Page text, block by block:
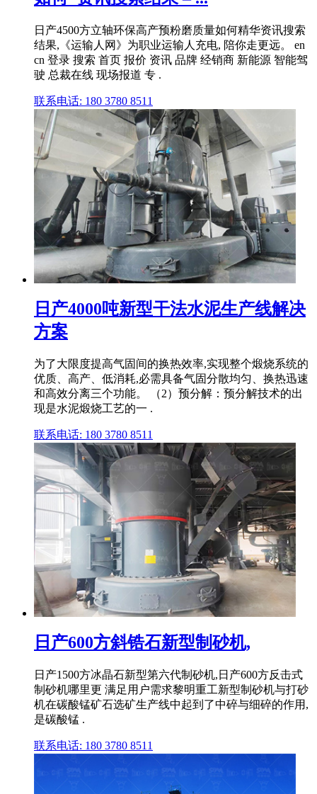
日产4500方立轴环保高产预粉磨质量如何精华资讯搜索
结果,《运输人网》为职业运输人充电, 陪你走更远。 en
cn 登录 搜索 首页 报价 资讯 品牌 经销商 新能源 智能驾
驶 总裁在线 现场报道 专 .
联系电话: 180 3780 8511
日产4000吨新型干法水泥生产线解决
方案
为了大限度提高气固间的换热效率,实现整个煅烧系统的
优质、高产、低消耗,必需具备气固分散均匀、换热迅速
和高效分离三个功能。 （2）预分解：预分解技术的出
现是水泥煅烧工艺的一 .
联系电话: 180 3780 8511
日产600方斜锆石新型制砂机,
日产1500方冰晶石新型第六代制砂机,日产600方反击式
制砂机哪里更 满足用户需求黎明重工新型制砂机与打砂
机在碳酸锰矿石选矿生产线中起到了中碎与细碎的作用,
是碳酸锰 .
联系电话: 180 3780 8511